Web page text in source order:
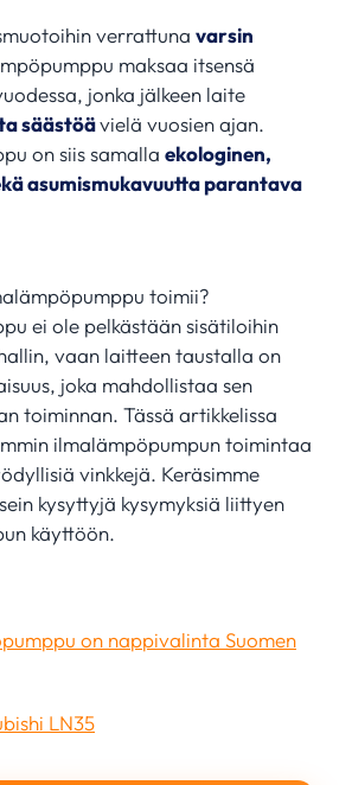
verrattuna varsin
maksaa itsensä
jonka jälkeen laite
säästöävielä vuosien ajan.
on siis samalla ekologinen,
asumismukavuutta parantava
toimii?
ei ole pelkästään sisätiloihin
vaan laitteen taustalla on
joka mahdollistaa sen
toiminnan. Tässä artikkelissa
ilmalämpöpumpun toimintaa
vinkkejä. Keräsimme
kysyttyjä kysymyksiä liittyen
käyttöön.
on nappivalinta Suomen
LN35